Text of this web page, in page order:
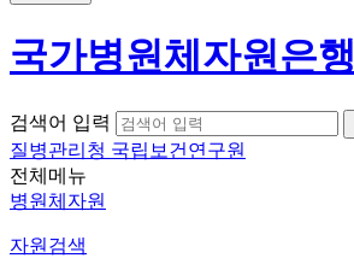
국가병원체자원은행
검색어 입력
질병관리청 국립보건연구원
전체메뉴
병원체자원
자원검색